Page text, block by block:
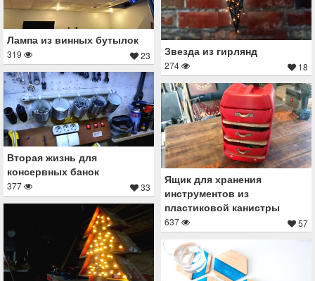
Лампа из винных бутылок
319 23 Звезда из гирлянд
274 18
Вторая жизнь для
консервных банок
377 33
Ящик для хранения
инструментов из
пластиковой канистры
637 57